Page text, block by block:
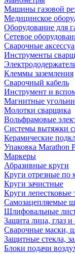
Машины газовой
Медицинское
Оборудование для
Сетевое
Сварочные
Инструменты
Клеммы заземления
Сварочный кабель
Инструмент и
Магнитные
Молотки сварщика
Вольфрамовые
Системы вытяжки
Керамические
Упаковка Marathon
Маркеры
Абразивные круги
Круги отрезные по
Круги зачистные
Круги лепестковые
Самозацепляемые
Шлифовальные
Защита лица, глаз
Сварочные маски,
Защитные стекла,
Блоки подачи